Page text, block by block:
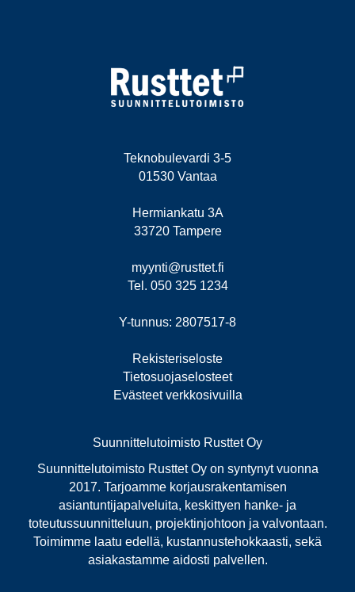
Teknobulevardi 3-5
01530 Vantaa
Hermiankatu 3A
33720 Tampere
myynti@rusttet.fi
Tel. 050 325 1234
Y-tunnus: 2807517-8
Rekisteriseloste
Tietosuojaselosteet
Evästeet verkkosivuilla
Suunnittelutoimisto Rusttet Oy
Suunnittelutoimisto Rusttet Oy on syntynyt vuonna
2017. Tarjoamme korjausrakentamisen
asiantuntijapalveluita, keskittyen hanke- ja
toteutussuunnitteluun, projektinjohtoon ja valvontaan.
Toimimme laatu edellä, kustannustehokkaasti, sekä
asiakastamme aidosti palvellen.